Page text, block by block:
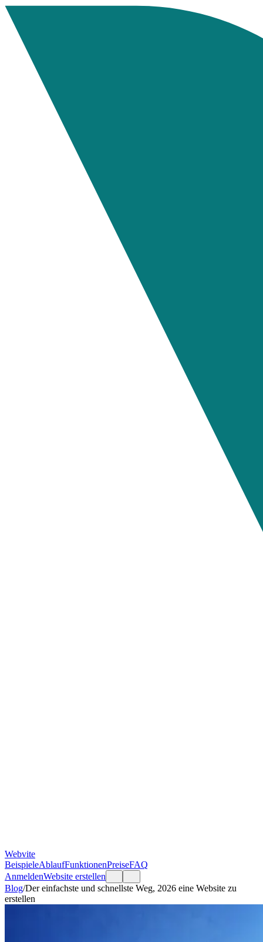
Webvite
BeispieleAblaufFunktionenPreiseFAQ
AnmeldenWebsite erstellen
Blog/Der einfachste und schnellste Weg, 2026 eine Website zu
erstellen